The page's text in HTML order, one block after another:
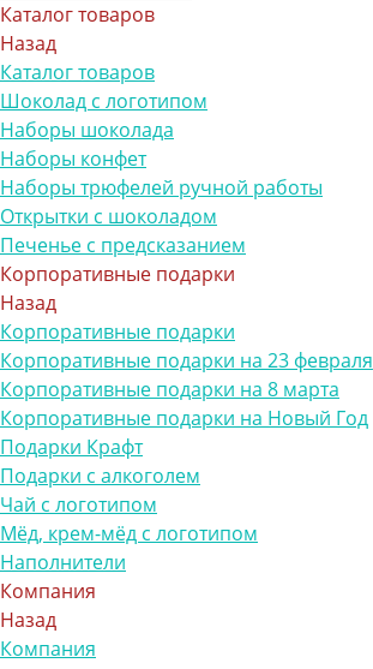
Каталог товаров
Назад
Каталог товаров
Шоколад с логотипом
Наборы шоколада
Наборы конфет
Наборы трюфелей ручной работы
Открытки с шоколадом
Печенье с предсказанием
Корпоративные подарки
Назад
Корпоративные подарки
Корпоративные подарки на 23 февраля
Корпоративные подарки на 8 марта
Корпоративные подарки на Новый Год
Подарки Крафт
Подарки с алкоголем
Чай с логотипом
Мёд, крем-мёд с логотипом
Наполнители
Компания
Назад
Компания